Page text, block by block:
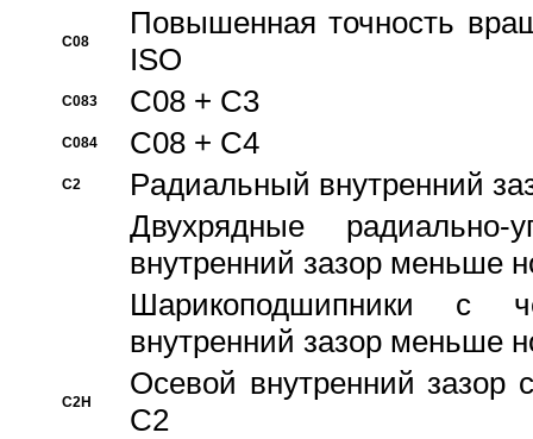
C08
Повышенная точность
ISO
C083 C08 + C3
C084 C08 + C4
C2
Pадиальный внутренний
Двухрядные радиально-
внутренний зазор меньше
Шарикоподшипники с
внутренний зазор меньше
C2H
Осевой внутренний зазор
C2